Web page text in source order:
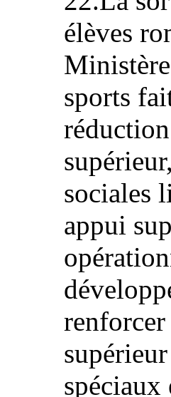
élèves
sports
réduction
sociales
appui
renforcer
spéciaux